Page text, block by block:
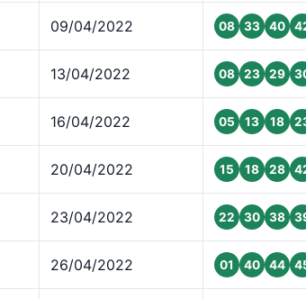
09/04/2022 08 33 40
13/04/2022 08 23 29
16/04/2022 05 13 18
20/04/2022 15 18 28
23/04/2022 22 30 38
26/04/2022 01 40 44